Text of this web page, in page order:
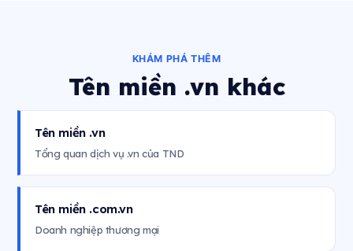
KHÁM PHÁ THÊM
Tên miền .vn khác
Tên miền .vn
Tổng quan dịch vụ .vn của TND
Tên miền .com.vn
Doanh nghiệp thương mại